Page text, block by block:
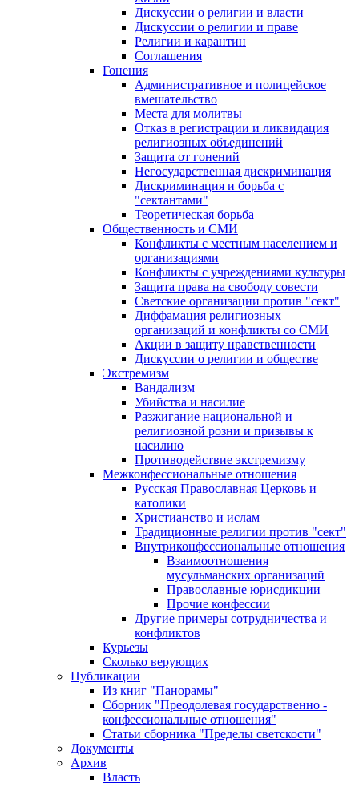
Дискуссии о религии и власти
Дискуссии о религии и праве
Религии и карантин
Соглашения
Гонения
Административное и полицейское
вмешательство
Места для молитвы
Отказ в регистрации и ликвидация
религиозных объединений
Защита от гонений
Негосударственная дискриминация
Дискриминация и борьба с
"сектантами"
Теоретическая борьба
Общественность и СМИ
Конфликты с местным населением и
организациями
Конфликты с учреждениями культуры
Защита права на свободу совести
Светские организации против "сект"
Диффамация религиозных
организаций и конфликты со СМИ
Акции в защиту нравственности
Дискуссии о религии и обществе
Экстремизм
Вандализм
Убийства и насилие
Разжигание национальной и
религиозной розни и призывы к
насилию
Противодействие экстремизму
Межконфессиональные отношения
Русская Православная Церковь и
католики
Христианство и ислам
Традиционные религии против "сект"
Внутриконфессиональные отношения
Взаимоотношения
мусульманских организаций
Православные юрисдикции
Прочие конфессии
Другие примеры сотрудничества и
конфликтов
Курьезы
Сколько верующих
Публикации
Из книг "Панорамы"
Сборник "Преодолевая государственно -
конфессиональные отношения"
Статьи сборника "Пределы светскости"
Документы
Архив
Власть